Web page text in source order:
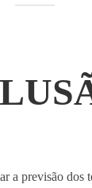
a previsão dos